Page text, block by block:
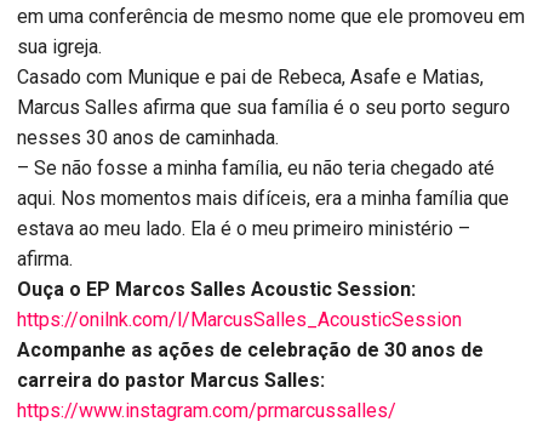
em uma conferência de mesmo nome que ele promoveu em
sua igreja.
Casado com Munique e pai de Rebeca, Asafe e Matias,
Marcus Salles afirma que sua família é o seu porto seguro
nesses 30 anos de caminhada.
– Se não fosse a minha família, eu não teria chegado até
aqui. Nos momentos mais difíceis, era a minha família que
estava ao meu lado. Ela é o meu primeiro ministério –
afirma.
Ouça o EP Marcos Salles Acoustic Session:
https://onilnk.com/l/MarcusSalles_AcousticSession
Acompanhe as ações de celebração de 30 anos de
carreira do pastor Marcus Salles:
https://www.instagram.com/prmarcussalles/